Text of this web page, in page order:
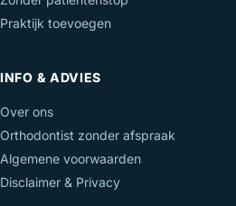
Praktijk toevoegen
INFO & ADVIES
Over ons
Orthodontist zonder afspraak
Algemene voorwaarden
Disclaimer & Privacy